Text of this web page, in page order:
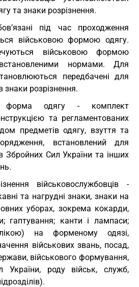
та знаки розрізнення.
під час проходження
військовою формою одягу.
військовою формою
нормами. Для
передбачені для
знаки розрізнення.
форма одягу - комплект
та регламентованих
предметів одягу, взуття та
встановлений для
Збройних Сил України та інших
військовослужбовців -
та нагрудні знаки, знаки на
уборах, зокрема кокарди,
гаптування; канти і лампаси;
на форменому одязі,
військових звань, посад,
військового формування,
України, роду військ, служб,